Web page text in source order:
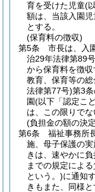
育を受けた児童(
額は、当該入園
とする。
(保育料の徴収)
第5条
市長は、入
治29年法律第89
から保育料を徴収
教育、保育等の
法律第77号)第3
園(以下「認定こ
は、この限りでな
(負担金の額の決
第6条
福祉事務所
施、母子保護の
きは、速やかに負
までの規定によ
という。)に通知
きもまた、同様と